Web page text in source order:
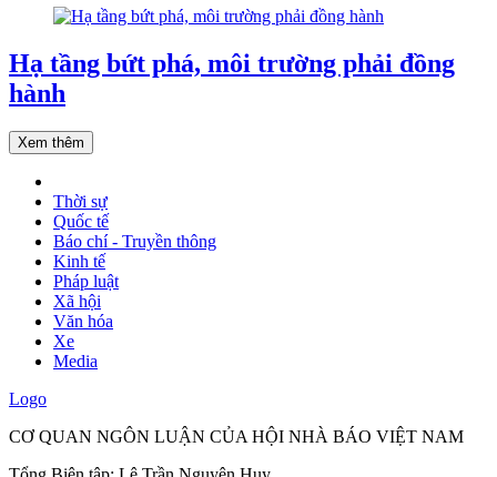
Hạ tầng bứt phá, môi trường phải đồng
hành
Xem thêm
Thời sự
Quốc tế
Báo chí - Truyền thông
Kinh tế
Pháp luật
Xã hội
Văn hóa
Xe
Media
Logo
CƠ QUAN NGÔN LUẬN CỦA HỘI NHÀ BÁO VIỆT NAM